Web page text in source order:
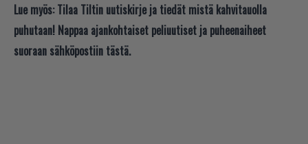
Lue myös: Tilaa Tiltin uutiskirje ja tiedät mistä kahvitauolla
puhutaan! Nappaa ajankohtaiset peliuutiset ja puheenaiheet
suoraan sähköpostiin tästä.